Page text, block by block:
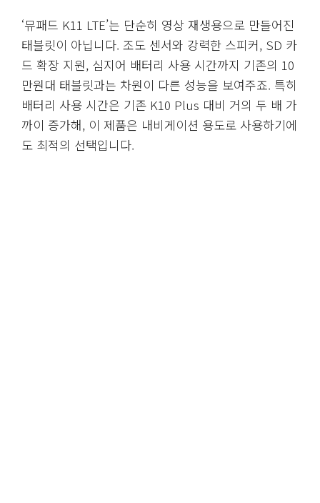
‘뮤패드 K11 LTE’는 단순히 영상 재생용으로 만들어진
태블릿이 아닙니다. 조도 센서와 강력한 스피커, SD 카
드 확장 지원, 심지어 배터리 사용 시간까지 기존의 10
만원대 태블릿과는 차원이 다른 성능을 보여주죠. 특히
배터리 사용 시간은 기존 K10 Plus 대비 거의 두 배 가
까이 증가해, 이 제품은 내비게이션 용도로 사용하기에
도 최적의 선택입니다.